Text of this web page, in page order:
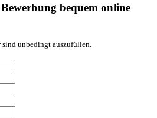
bequem online
sind unbedingt auszufüllen.